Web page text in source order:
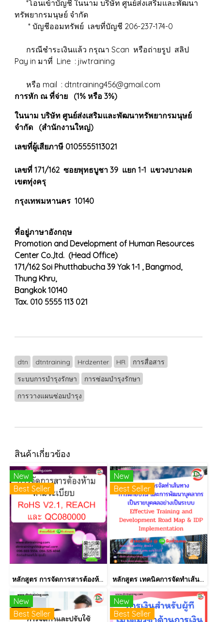
*โอนเข้าบัญชี ในนาม บริษัท ศูนย์ส่งเสริมและพัฒนา
ทรัพยากรมนุษย์ จำกัด
* บัญชีออมทรัพย์ เลขที่บัญชี 206-237-174-0
กรณีชำระเงินแล้ว กรุณา Scan หรือถ่ายรูป สลิป
Pay in มาที่ Line : jiwtraining
หรือ mail : dtntraining456@gmail.com
การหัก ณ ที่จ่าย (1% หรือ 3%)
ในนาม บริษัท ศูนย์ส่งเสริมและพัฒนาทรัพยากรมนุษย์
จำกัด (สำนักงานใหญ่)
เลขที่ผู้เสียภาษี 0105555113021
เลขที่ 171/162 ซอยพุทธบูชา 39 แยก 1-1 แขวงบางมด
เขตทุ่งครุ
กรุงเทพมหานคร 10140
ที่อยู่ภาษาอังกฤษ
Promotion and Development of Human Resources
Center Co.,ltd. (Head Office)
171/162 Soi Phutthabucha 39 Yak 1-1 , Bangmod,
Thung Khru,
Bangkok 10140
Tax. 010 5555 113 021
dtn dtntraining Hrdzenter HR
การสื่อสาร
ระบบการบำรุงรักษา
การซ่อมบำรุงรักษา
การวางแผนซ่อมบำรุง
สินค้าเกี่ยวข้อง
New
Best Seller
หลักสูตร การจัดการสารต้องห้ามตามระเบียบ RoHS V2.1, REACH และ QC080000
New
Best Seller
หลักสูตร เทคนิคการจัดทำเส้นทางการฝึกอบรม และการพัฒนาบุคลากร เป็นรายบุคคลอย่างเป็นระบบ Effective Training and Development Road Map & IDP Implementation
New
Best Seller
New
Best Seller